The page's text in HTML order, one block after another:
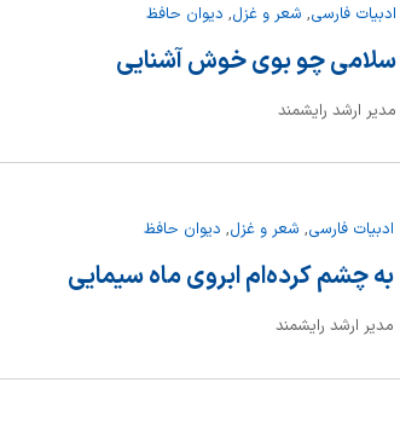
ادبیات فارسی, شعر و غزل, دیوان حافظ
سلامی چو بوی خوش آشنایی
مدیر ارشد رایشمند
ادبیات فارسی, شعر و غزل, دیوان حافظ
به چشم کرده‌ام ابروی ماه سیمایی
مدیر ارشد رایشمند